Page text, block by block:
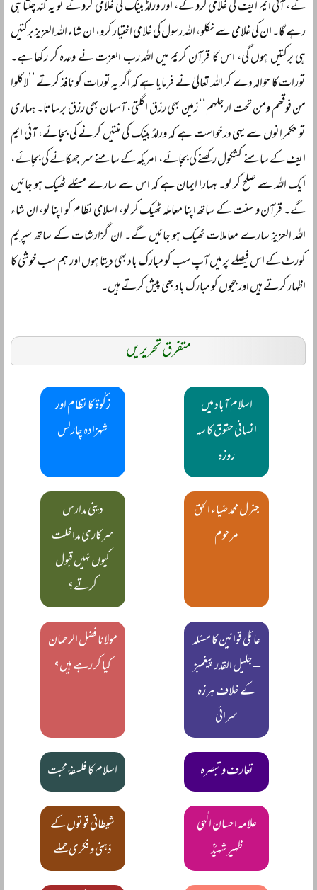
گے، آئی ایم ایف کی غلامی کرو گے، اور ورلڈ بینک کی غلامی کرو گے تو یہ گند چلتا ہی
رہے گا۔ ان کی غلامی سے نکلو، اللہ رسول کی غلامی اختیار کرو، ان شاء اللہ العزیز برکتیں
ہی برکتیں ہوں گی، اس کا قرآن کریم میں اللہ رب العزت نے وعدہ کر رکھا ہے۔
تورات کا حوالہ دے کر اللہ تعالیٰ نے فرمایا ہے کہ اگر یہ تورات کو نافذ کرتے ’’لاکلوا
من فوقھم ومن تحت ارجلہم‘‘ زمین بھی رزق اگلتی، آسمان بھی رزق برساتا۔ ہماری
تو حکمرانوں سے یہی درخواست ہے کہ ورلڈ بینک کی منتیں کرنے کی بجائے، آئی ایم
ایف کے سامنے کشکول رکھنے کی بجائے، امریکہ کے سامنے سر جھکانے کی بجائے،
ایک اللہ سے صلح کر لو۔ ہمارا ایمان ہے کہ اس سے سارے مسئلے ٹھیک ہو جائیں
گے۔ قرآن و سنت کے ساتھ اپنا معاملہ ٹھیک کر لو، اسلامی نظام کو اپنا لو، ان شاء
اللہ العزیز سارے معاملات ٹھیک ہو جائیں گے۔ ان گزارشات کے ساتھ سپریم
کورٹ کے اس فیصلے پر میں آپ سب کو مبارک باد بھی دیتا ہوں اور ہم سب خوشی کا
اظہار کرتے ہیں اور ججوں کو مبارک باد بھی پیش کرتے ہیں۔
متفرق تحریریں
اسلام آباد میں
انسانی حقوق کا سہ
روزہ
زکٰوۃ کا نظام اور
شہزادہ چارلس
جنرل محمد ضیاء الحق
مرحوم
دینی مدارس
سرکاری مداخلت
کیوں نہیں قبول
کرتے؟
عائلی قوانین کا مسئلہ
‒ جلیل القدر پیغمبرؑ
کے خلاف ہرزہ
سرائی
مولانا فضل الرحمان
کیا کر رہے ہیں؟
تعارف و تبصرہ اسلام کا فلسفۂ محبت
علامہ احسان الٰہی
ظہیر شہیدؒ
شیطانی قوتوں کے
ذہنی و فکری حملے